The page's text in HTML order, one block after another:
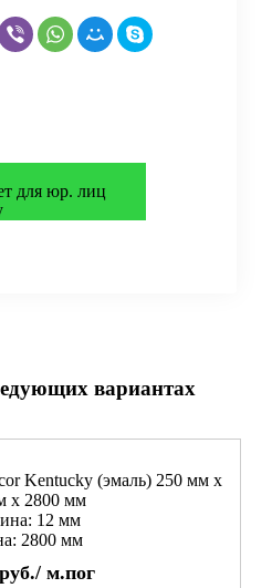
для юр. лиц
вариантах
Kentucky (эмаль) 250 мм х
х 2800 мм
12 мм
2800 мм
руб./ м.пог